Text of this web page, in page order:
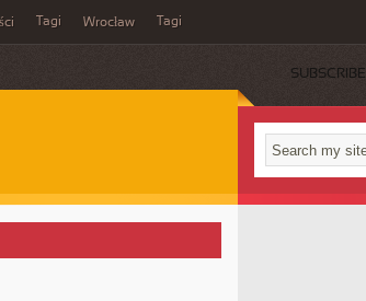
Tagi Wrocław Tagi
SUBSCRIBE